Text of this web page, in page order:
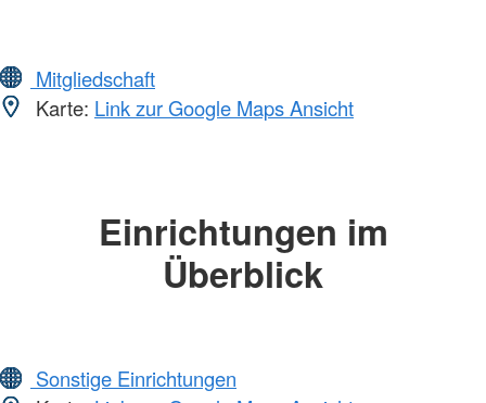
Mitgliedschaft
Karte: Link zur Google Maps Ansicht
Einrichtungen im
Überblick
Sonstige Einrichtungen